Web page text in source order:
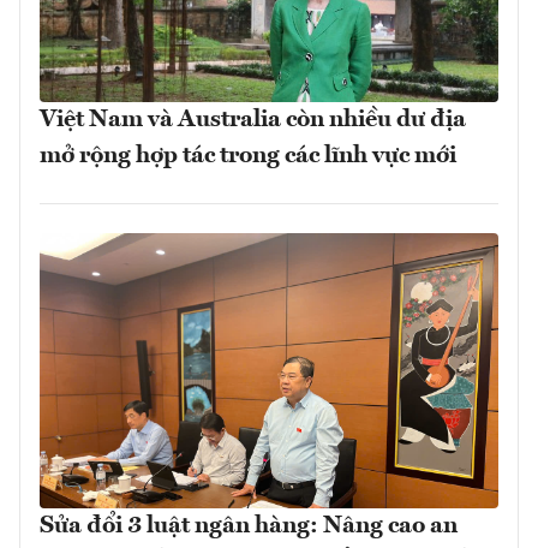
Việt Nam và Australia còn nhiều dư địa
mở rộng hợp tác trong các lĩnh vực mới
Sửa đổi 3 luật ngân hàng: Nâng cao an